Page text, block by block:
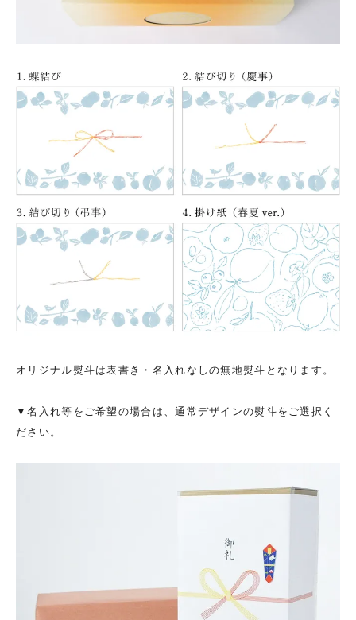
オリジナル熨斗は表書き・名入れなしの無地熨斗となります。
▼名入れ等をご希望の場合は、通常デザインの熨斗をご選択く
ださい。